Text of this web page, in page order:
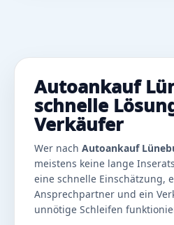
Autoankauf
schnelle
Verkäufer
Wer nach Autoankauf
meistens keine lange
eine schnelle Einschätzung,
Ansprechpartner und ein
unnötige Schleifen